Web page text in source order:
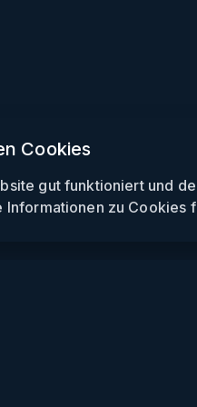
Cookies
gut funktioniert und
Informationen zu Cookies